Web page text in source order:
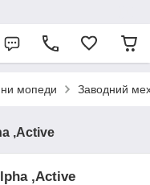
мопеди Заводний
,Active
,Active